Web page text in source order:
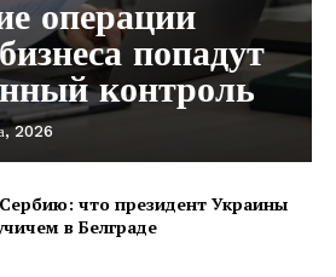
операции
попадут
контроль
2026
что президент Украины
в Белграде